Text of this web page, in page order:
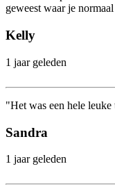
geweest waar je
Kelly
1 jaar geleden
"Het was een hele
Sandra
1 jaar geleden